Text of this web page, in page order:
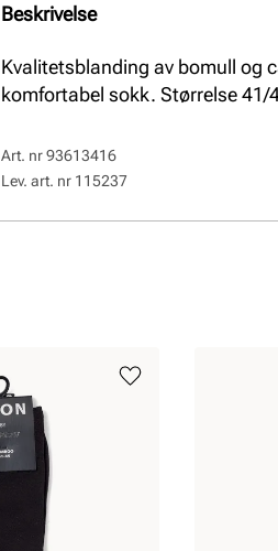
Beskrivelse
Kvalitetsblanding av bomull og
komfortabel sokk. Størrelse 41/
Art. nr93613416
Lev. art. nr 115237